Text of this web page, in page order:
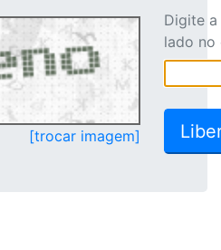
[trocar imagem]
Digite
lado no